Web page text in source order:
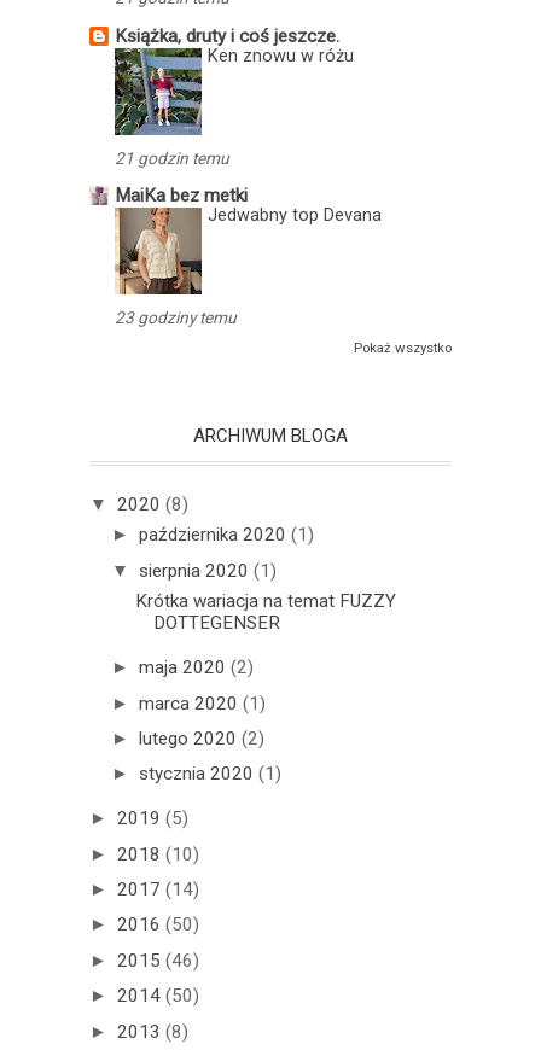
Książka, druty i coś jeszcze.
Ken znowu w różu
21 godzin temu
MaiKa bez metki
Jedwabny top Devana
23 godziny temu
Pokaż wszystko
ARCHIWUM BLOGA
▼ 2020 (8)
►października 2020(1)
▼sierpnia 2020(1)
Krótka wariacja na temat FUZZY
DOTTEGENSER
►maja 2020(2)
►marca 2020(1)
►lutego 2020(2)
►stycznia 2020(1)
► 2019 (5)
► 2018 (10)
► 2017 (14)
► 2016 (50)
► 2015 (46)
► 2014 (50)
► 2013 (8)